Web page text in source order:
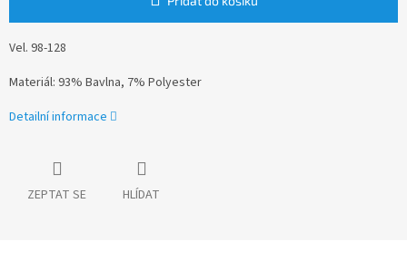
Vel. 98-128
Materiál: 93% Bavlna, 7% Polyester
Detailní informace
ZEPTAT SE HLÍDAT